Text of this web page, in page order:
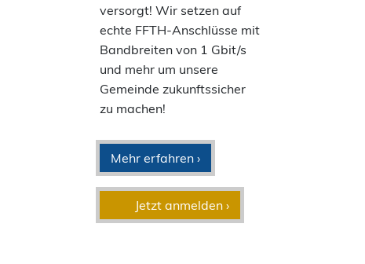
versorgt! Wir setzen auf
echte FFTH-Anschlüsse mit
Bandbreiten von 1 Gbit/s
und mehr um unsere
Gemeinde zukunftssicher
zu machen!
Mehr erfahren ›
Jetzt anmelden ›